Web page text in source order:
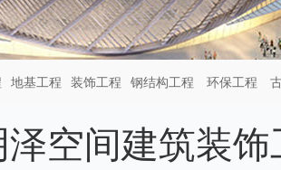
地基工程 装饰工程 钢结构工程 环保工程
泽空间建筑装